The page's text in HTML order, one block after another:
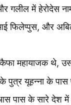
गलील में हेरोदेस
फिलेप्पुस, और
महायाजक थे,
यूहन्ना के पास
पास के सारे देश में